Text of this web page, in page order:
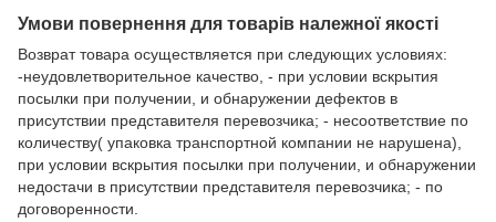
Умови повернення для товарів належної якості
Возврат товара осуществляется при следующих условиях:
-неудовлетворительное качество, - при условии вскрытия
посылки при получении, и обнаружении дефектов в
присутствии представителя перевозчика; - несоответствие по
количеству( упаковка транспортной компании не нарушена),
при условии вскрытия посылки при получении, и обнаружении
недостачи в присутствии представителя перевозчика; - по
договоренности.